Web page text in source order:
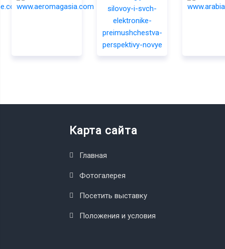
Карта сайта
Главная
Фотогалерея
Посетить выставку
Положения и условия